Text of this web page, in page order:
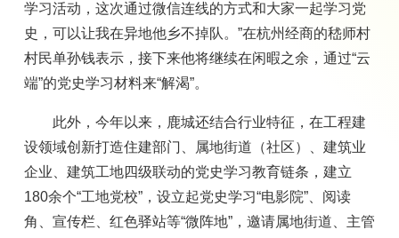
学习活动，这次通过微信连线的方式和大家一起学习党
史，可以让我在异地他乡不掉队。”在杭州经商的嵇师村
村民单孙钱表示，接下来他将继续在闲暇之余，通过“云
端”的党史学习材料来“解渴”。
此外，今年以来，鹿城还结合行业特征，在工程建
设领域创新打造住建部门、属地街道（社区）、建筑业
企业、建筑工地四级联动的党史学习教育链条，建立
180余个“工地党校”，设立起党史学习“电影院”、阅读
角、宣传栏、红色驿站等“微阵地”，邀请属地街道、主管